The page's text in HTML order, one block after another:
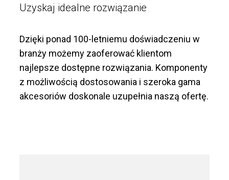
Uzyskaj idealne rozwiązanie
Dzięki ponad 100-letniemu doświadczeniu w
branży możemy zaoferować klientom
najlepsze dostępne rozwiązania. Komponenty
z możliwością dostosowania i szeroka gama
akcesoriów doskonale uzupełnia naszą ofertę.